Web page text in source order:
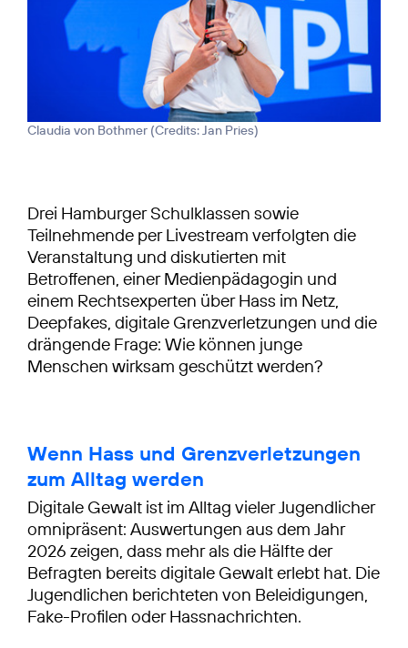
Claudia von Bothmer (Credits: Jan Pries)
Drei Hamburger Schulklassen sowie
Teilnehmende per Livestream verfolgten die
Veranstaltung und diskutierten mit
Betroffenen, einer Medienpädagogin und
einem Rechtsexperten über Hass im Netz,
Deepfakes, digitale Grenzverletzungen und die
drängende Frage: Wie können junge
Menschen wirksam geschützt werden?
Wenn Hass und Grenzverletzungen
zum Alltag werden
Digitale Gewalt ist im Alltag vieler Jugendlicher
omnipräsent: Auswertungen aus dem Jahr
2026 zeigen, dass mehr als die Hälfte der
Befragten bereits digitale Gewalt erlebt hat. Die
Jugendlichen berichteten von Beleidigungen,
Fake-Profilen oder Hassnachrichten.